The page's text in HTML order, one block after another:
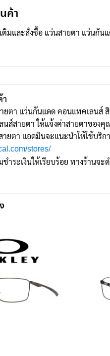
ค้า
มและสั่งซื้อ แว่นสายตา แว่นกัน
า
ยตา แว่นกันแดด คอนแทคเลนส์
นส์สายตา ให้แจ้งค่าสายตาขอ
ยตา แอดมินจะแนะนำให้ใช้บริ
stores/
ำระเงินให้เรียบร้อย ทางร้านจ